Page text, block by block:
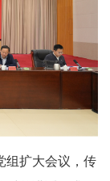
扩大会议，传